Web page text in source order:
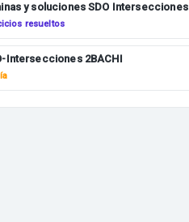
y soluciones SDO Intersecciones
resueltos
Intersecciones 2BACHI